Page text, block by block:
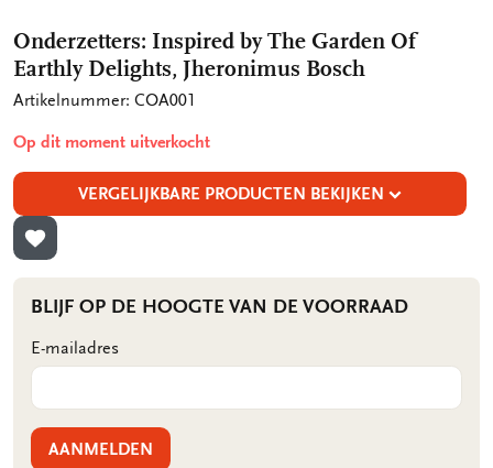
Onderzetters: Inspired by The Garden Of
Earthly Delights, Jheronimus Bosch
Artikelnummer: COA001
Op dit moment uitverkocht
VERGELIJKBARE PRODUCTEN BEKIJKEN
TOEVOEGEN AAN VERLANGLIJST
BLIJF OP DE HOOGTE VAN DE VOORRAAD
E-mailadres
AANMELDEN